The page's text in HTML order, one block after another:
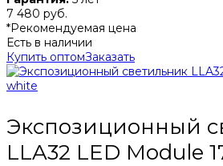
7 480 руб.
*Рекомендуемая цена
Есть в наличии
Купить оптомЗаказать
Экспозиционный
LLA32 LED Module